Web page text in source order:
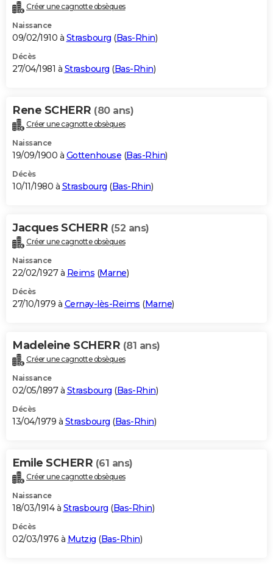
Créer une cagnotte obsèques
Naissance
09/02/1910 à Strasbourg (Bas-Rhin)
Décès
27/04/1981 à Strasbourg (Bas-Rhin)
Rene SCHERR (80 ans)
Créer une cagnotte obsèques
Naissance
19/09/1900 à Gottenhouse (Bas-Rhin)
Décès
10/11/1980 à Strasbourg (Bas-Rhin)
Jacques SCHERR (52 ans)
Créer une cagnotte obsèques
Naissance
22/02/1927 à Reims (Marne)
Décès
27/10/1979 à Cernay-lès-Reims (Marne)
Madeleine SCHERR (81 ans)
Créer une cagnotte obsèques
Naissance
02/05/1897 à Strasbourg (Bas-Rhin)
Décès
13/04/1979 à Strasbourg (Bas-Rhin)
Emile SCHERR (61 ans)
Créer une cagnotte obsèques
Naissance
18/03/1914 à Strasbourg (Bas-Rhin)
Décès
02/03/1976 à Mutzig (Bas-Rhin)